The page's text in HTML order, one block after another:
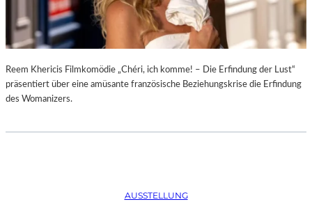
E
R
T
E
R
Reem Khericis Filmkomödie „Chéri, ich komme! – Die Erfindung der Lust“
präsentiert über eine amüsante französische Beziehungskrise die Erfindung
des Womanizers.
AUSSTELLUNG